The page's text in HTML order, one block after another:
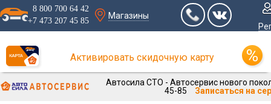
8 800 700 64 42
+7 473 207 45 85
Магазины
Активировать скидочную карту
Автосила СТО - Автосервис нового
45-85
Записаться на